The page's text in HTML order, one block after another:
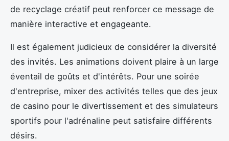
de recyclage créatif peut renforcer ce message de
manière interactive et engageante.
Il est également judicieux de considérer la diversité
des invités. Les animations doivent plaire à un large
éventail de goûts et d'intérêts. Pour une soirée
d'entreprise, mixer des activités telles que des jeux
de casino pour le divertissement et des simulateurs
sportifs pour l'adrénaline peut satisfaire différents
désirs.